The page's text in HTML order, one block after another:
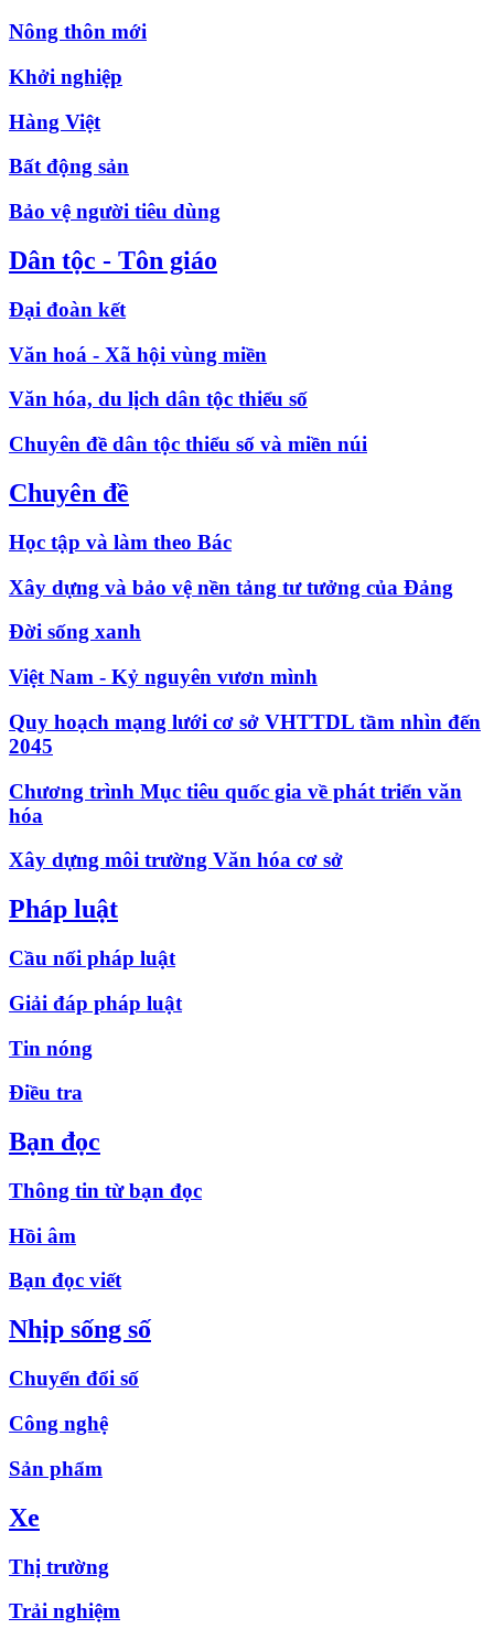
Nông thôn mới
Khởi nghiệp
Hàng Việt
Bất động sản
Bảo vệ người tiêu dùng
Dân tộc - Tôn giáo
Đại đoàn kết
Văn hoá - Xã hội vùng miền
Văn hóa, du lịch dân tộc thiểu số
Chuyên đề dân tộc thiểu số và miền núi
Chuyên đề
Học tập và làm theo Bác
Xây dựng và bảo vệ nền tảng tư tưởng của Đảng
Đời sống xanh
Việt Nam - Kỷ nguyên vươn mình
Quy hoạch mạng lưới cơ sở VHTTDL tầm nhìn đến
2045
Chương trình Mục tiêu quốc gia về phát triển văn
hóa
Xây dựng môi trường Văn hóa cơ sở
Pháp luật
Cầu nối pháp luật
Giải đáp pháp luật
Tin nóng
Điều tra
Bạn đọc
Thông tin từ bạn đọc
Hồi âm
Bạn đọc viết
Nhịp sống số
Chuyển đổi số
Công nghệ
Sản phẩm
Xe
Thị trường
Trải nghiệm